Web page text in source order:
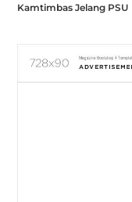
Kamtimbas Jelang PSU